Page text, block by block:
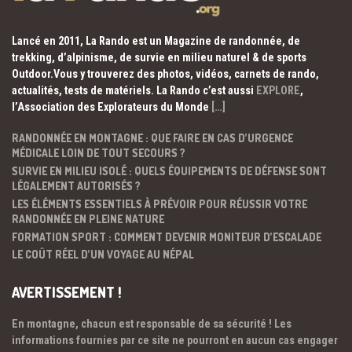
Lancé en 2011, La Rando est un Magazine de randonnée, de
trekking, d’alpinisme, de survie en milieu naturel & de sports
Outdoor.Vous y trouverez des photos, vidéos, carnets de rando,
actualités, tests de matériels. La Rando c’est aussi EXPLORE,
l’Association des Explorateurs du Monde […]
RANDONNÉE EN MONTAGNE : QUE FAIRE EN CAS D’URGENCE
MÉDICALE LOIN DE TOUT SECOURS ?
SURVIE EN MILIEU ISOLÉ : QUELS ÉQUIPEMENTS DE DÉFENSE SONT
LÉGALEMENT AUTORISÉS ?
LES ÉLÉMENTS ESSENTIELS À PRÉVOIR POUR RÉUSSIR VOTRE
RANDONNÉE EN PLEINE NATURE
FORMATION SPORT : COMMENT DEVENIR MONITEUR D’ESCALADE
LE COÛT RÉEL D’UN VOYAGE AU NÉPAL
AVERTISSEMENT !
En montagne, chacun est responsable de sa sécurité ! Les
informations fournies par ce site ne pourront en aucun cas engager